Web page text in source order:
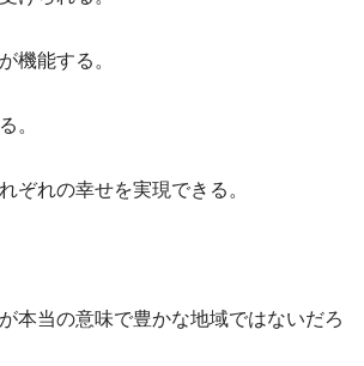
機能する。
。
ぞれの幸せを実現できる。
本当の意味で豊かな地域ではないだろ